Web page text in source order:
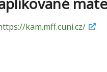
kam.mff.cuni.cz/